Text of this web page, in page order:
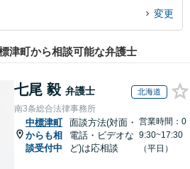
変更
津町から相談可能な弁護士
七尾 毅 弁護士 北海道
南3条総合法律事務所
中標津町
からも相
談受付中
面談方法(対面・
電話・ビデオな
ど)は応相談
営業時間：0
9:30~17:30
（平日）